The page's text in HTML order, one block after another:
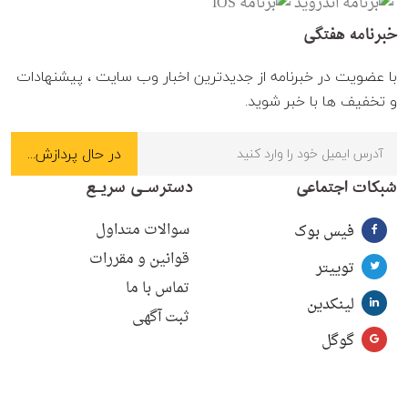
خبرنامه هفتگی
با عضویت در خبرنامه از جدیدترین اخبار وب سایت ، پیشنهادات
و تخفیف ها با خبر شوید.
شبکات اجتماعی
فیس بوک
توییتر
لینکدین
گوگل
دسترسـی سریـع
سوالات متداول
قوانین و مقررات
تماس با ما
ثبت آگهی